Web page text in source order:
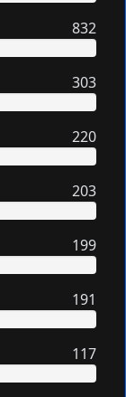
832
303
220
203
199
191
117